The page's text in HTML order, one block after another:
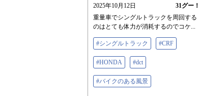
2025年10月12日 31グー！
重量車でシングルトラックを周回する
のはとても体力が消耗するのでコケ...
#シングルトラック #CRF
#HONDA #dct
#バイクのある風景